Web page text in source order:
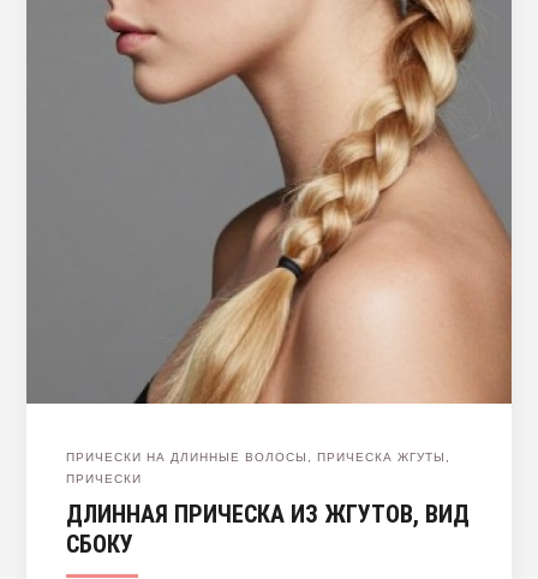
ПРИЧЕСКИ НА ДЛИННЫЕ ВОЛОСЫ ПРИЧЕСКА ЖГУТЫ
ПРИЧЕСКИ
ДЛИННАЯ ПРИЧЕСКА ИЗ ЖГУТОВ, ВИД
СБОКУ